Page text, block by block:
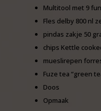
Multitool met 9
Fles delby 800 nl
pindas zakje 50
chips Kettle
mueslirepen
Fuze tea “green
Doos
Opmaak